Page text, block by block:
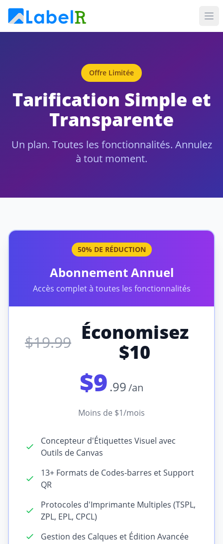
Offre Limitée
Tarification Simple et
Transparente
Un plan. Toutes les fonctionnalités. Annulez
à tout moment.
50% DE RÉDUCTION
Abonnement Annuel
Accès complet à toutes les fonctionnalités
$19.99 Économisez
$10
$9.99/an
Moins de $1/mois
Concepteur d'Étiquettes Visuel avec
Outils de Canvas
13+ Formats de Codes-barres et Support
QR
Protocoles d'Imprimante Multiples (TSPL,
ZPL, EPL, CPCL)
Gestion des Calques et Édition Avancée